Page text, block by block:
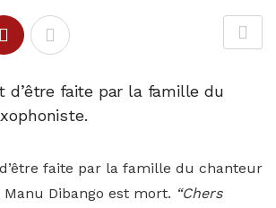
d’être faite par la famille du
d’être faite par la famille du chanteur
Dibango est mort. “Chers